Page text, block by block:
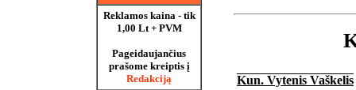
Reklamos kaina - tik
1,00 Lt + PVM
Pageidaujančius
prašome kreiptis į
Redakciją
Kun. Vytenis Vaškelis